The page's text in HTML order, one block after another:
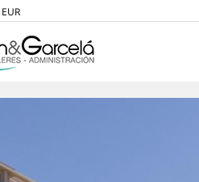
EUR